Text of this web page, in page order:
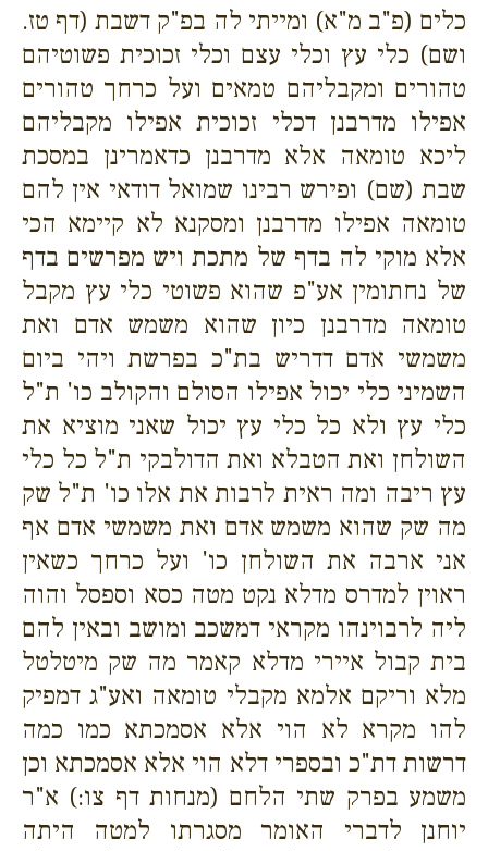
כלים (פ"ב מ"א) ומייתי לה בפ"ק דשבת (דף טז.
ושם) כלי עץ וכלי עצם וכלי זכוכית פשוטיהם
טהורים ומקבליהם טמאים ועל כרחך טהורים
אפילו מדרבנן דכלי זכוכית אפילו מקבליהם
ליכא טומאה אלא מדרבנן כדאמרינן במסכת
שבת (שם) ופירש רבינו שמואל דודאי אין להם
טומאה אפילו מדרבנן ומסקנא לא קיימא הכי
אלא מוקי לה בדף של מתכת ויש מפרשים בדף
של נחתומין אע"פ שהוא פשוטי כלי עץ מקבל
טומאה מדרבנן כיון שהוא משמש אדם ואת
משמשי אדם דדריש בת"כ בפרשת ויהי ביום
השמיני כלי יכול אפילו הסולם והקולב כו' ת"ל
כלי עץ ולא כל כלי עץ יכול שאני מוציא את
השולחן ואת הטבלא ואת הדולבקי ת"ל כל כלי
עץ ריבה ומה ראית לרבות את אלו כו' ת"ל שק
מה שק שהוא משמש אדם ואת משמשי אדם אף
אני ארבה את השולחן כו' ועל כרחך כשאין
ראוין למדרס מדלא נקט מטה כסא וספסל והוה
ליה לרבוינהו מקראי דמשכב ומושב ובאין להם
בית קבול איירי מדלא קאמר מה שק מיטלטל
מלא וריקם אלמא מקבלי טומאה ואע"ג דמפיק
להו מקרא לא הוי אלא אסמכתא כמו כמה
דרשות דת"כ ובספרי דלא הוי אלא אסמכתא וכן
משמע בפרק שתי הלחם (מנחות דף צו:) א"ר
יוחנן לדברי האומר מסגרתו למטה היתה